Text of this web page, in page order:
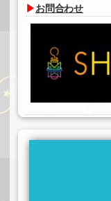
▶お問合わせ